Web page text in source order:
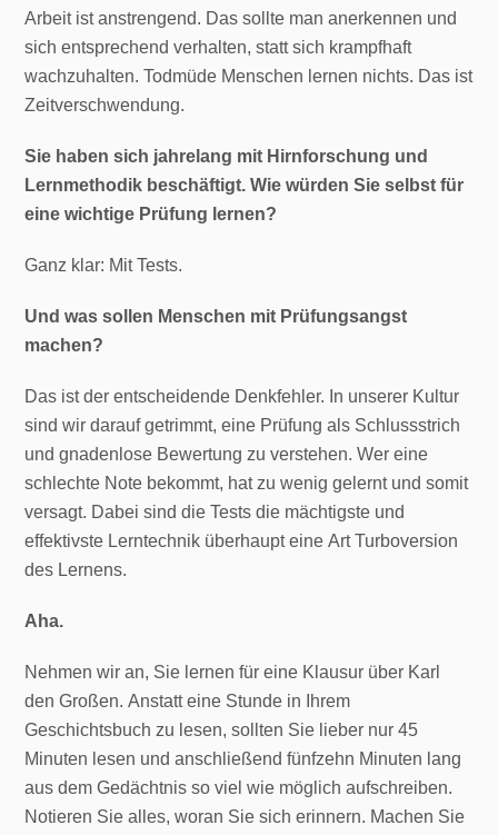
Arbeit ist anstrengend. Das sollte man anerkennen und
sich entsprechend verhalten, statt sich krampfhaft
wachzuhalten. Todmüde Menschen lernen nichts. Das ist
Zeitverschwendung.
Sie haben sich jahrelang mit Hirnforschung und
Lernmethodik beschäftigt. Wie würden Sie selbst für
eine wichtige Prüfung lernen?
Ganz klar: Mit Tests.
Und was sollen Menschen mit Prüfungsangst
machen?
Das ist der entscheidende Denkfehler. In unserer Kultur
sind wir darauf getrimmt, eine Prüfung als Schlussstrich
und gnadenlose Bewertung zu verstehen. Wer eine
schlechte Note bekommt, hat zu wenig gelernt und somit
versagt. Dabei sind die Tests die mächtigste und
effektivste Lerntechnik überhaupt eine Art Turboversion
des Lernens.
Aha.
Nehmen wir an, Sie lernen für eine Klausur über Karl
den Großen. Anstatt eine Stunde in Ihrem
Geschichtsbuch zu lesen, sollten Sie lieber nur 45
Minuten lesen und anschließend fünfzehn Minuten lang
aus dem Gedächtnis so viel wie möglich aufschreiben.
Notieren Sie alles, woran Sie sich erinnern. Machen Sie